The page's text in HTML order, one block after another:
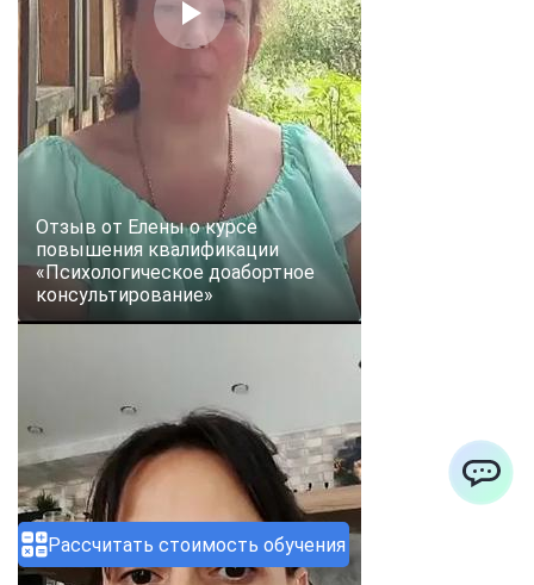
Рассчитать стоимость обучения
Отзыв от Елены о курсе
повышения квалификации
«Психологическое доабортное
консультирование»
ChatApp